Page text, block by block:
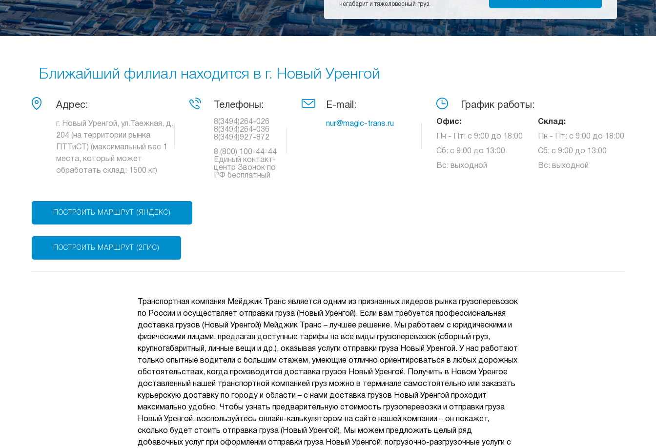
негабарит и тяжеловесный груз.
Ближайший филиал находится в г. Новый Уренгой
Адрес:
г. Новый Уренгой, ул.Таежная, д.
204 (на территории рынка
ПТТиСТ) (максимальный вес 1
места, который может
обработать склад: 1500 кг)
Телефоны:
8(3494)264-026
8(3494)264-036
8(3494)927-872
8 (800) 100-44-44
Единый контакт-
центр Звонок по
РФ бесплатный
E-mail:
nur@magic-trans.ru
График работы:
Офис:
Пн - Пт: с 9:00 до 18:00
Сб: с 9:00 до 13:00
Вс: выходной
Склад:
Пн - Пт: с 9:00 до 18:00
Сб: с 9:00 до 13:00
Вс: выходной
ПОСТРОИТЬ МАРШРУТ (ЯНДЕКС)
ПОСТРОИТЬ МАРШРУТ (2ГИС)
Транспортная компания Мейджик Транс является одним из признанных лидеров рынка грузоперевозок
по России и осуществляет отправки груза (Новый Уренгой). Если вам требуется профессиональная
доставка грузов (Новый Уренгой) Мейджик Транс – лучшее решение. Мы работаем с юридическими и
физическими лицами, предлагая доступные тарифы на все виды грузоперевозок (сборный груз,
крупногабаритный, личные вещи и др.), оказывая услуги отправки груза Новый Уренгой. У нас работают
только опытные водители с большим стажем, умеющие отлично ориентироваться в любых дорожных
обстоятельствах, когда производится доставка грузов Новый Уренгой. Получить в Новом Уренгое
доставленный нашей транспортной компанией груз можно в терминале самостоятельно или заказать
курьерскую доставку по городу и области – с нами доставка грузов Новый Уренгой проходит
максимально удобно. Чтобы узнать предварительную стоимость грузоперевозки и отправки груза
Новый Уренгой, воспользуйтесь онлайн-калькулятором на сайте нашей компании – он покажет,
сколько будет стоить отправка груза (Новый Уренгой). Мы можем предложить целый ряд
добавочных услуг при оформлении отправки груза Новый Уренгой: погрузочно-разгрузочные услуги с